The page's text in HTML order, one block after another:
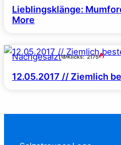
Lieblingsklänge:
More
Nachgesalzt Klicks: 2175
12.05.2017 // Ziemlich